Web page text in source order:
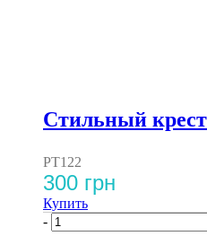
Стильный
PT122
300 грн
Купить
-